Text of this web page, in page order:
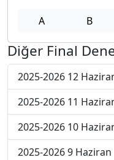
A B
Diğer Final
2025-2026 12
2025-2026 11
2025-2026 10
2025-2026 9 Haziran